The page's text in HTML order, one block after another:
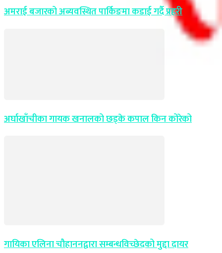
अमराई बजारको अब्यवस्थित पार्किङमा कडाई गर्दै प्रहरी
अर्घाखाँचीका गायक खनालको छड्के कपाल किन कोरेको
गायिका एलिना चौहाननद्वारा सम्बन्धविच्छेदको मुद्दा दायर